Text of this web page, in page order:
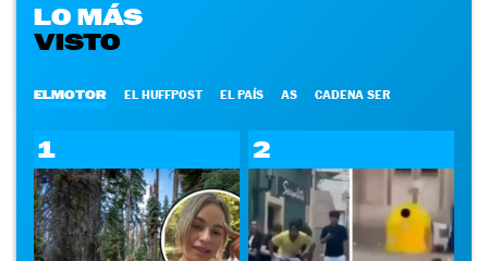
LO MÁS
VISTO
ELMOTOR EL HUFFPOST EL PAÍS AS CADENA SER
1 2